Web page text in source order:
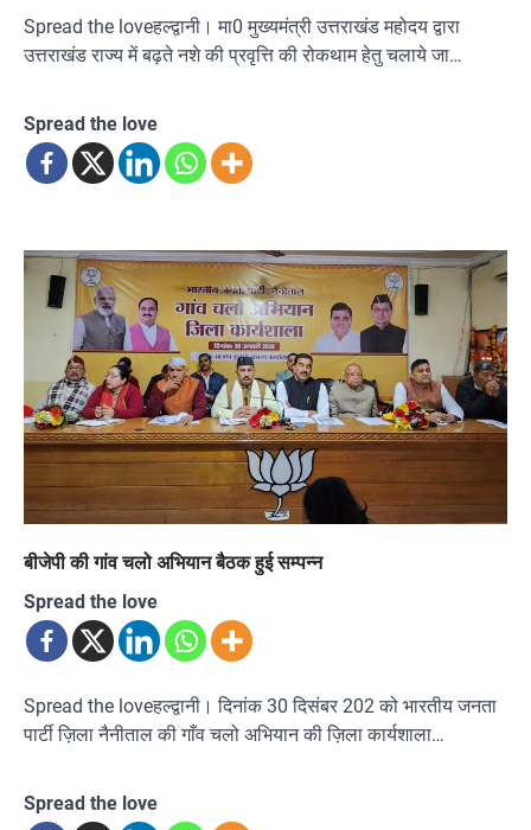
Spread the loveहल्द्वानी। मा0 मुख्यमंत्री उत्तराखंड महोदय द्वारा
उत्तराखंड राज्य में बढ़ते नशे की प्रवृत्ति की रोकथाम हेतु चलाये जा…
Spread the love
बीजेपी की गांव चलो अभियान बैठक हुई सम्पन्न
Spread the love
Spread the loveहल्द्वानी। दिनांक 30 दिसंबर 202 को भारतीय जनता
पार्टी ज़िला नैनीताल की गाँव चलो अभियान की ज़िला कार्यशाला…
Spread the love